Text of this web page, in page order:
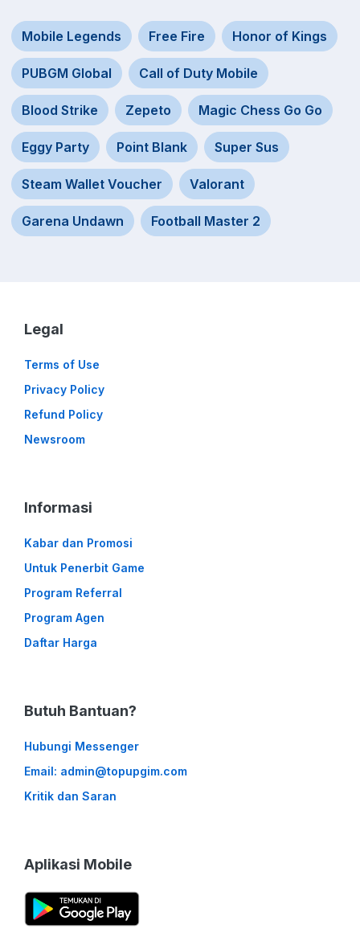
Mobile Legends Free Fire Honor of Kings
PUBGM Global Call of Duty Mobile
Blood Strike Zepeto Magic Chess Go Go
Eggy Party Point Blank Super Sus
Steam Wallet Voucher Valorant
Garena Undawn Football Master 2
Legal
Terms of Use
Privacy Policy
Refund Policy
Newsroom
Informasi
Kabar dan Promosi
Untuk Penerbit Game
Program Referral
Program Agen
Daftar Harga
Butuh Bantuan?
Hubungi Messenger
Email: admin@topupgim.com
Kritik dan Saran
Aplikasi Mobile